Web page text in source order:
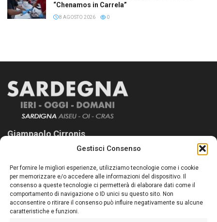
Gestisci Consenso
Per fornire le migliori esperienze, utilizziamo tecnologie come i cookie
per memorizzare e/o accedere alle informazioni del dispositivo. Il
consenso a queste tecnologie ci permetterà di elaborare dati come il
comportamento di navigazione o ID unici su questo sito. Non
acconsentire o ritirare il consenso può influire negativamente su alcune
caratteristiche e funzioni.
“Chenamos in Carrela”
8 AGOSTO 2026 0
Giampaolo Cirronis
Sardegna Ieri-Oggi-Domani nasce per informare “liberamente” i
lettori su quanto accade in Sardegna, con un occhio rivolto al
nostro passato e, soprattutto, al nostro futuro
Follow Us